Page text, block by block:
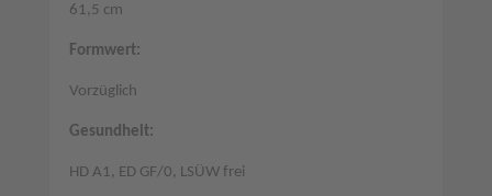
61,5 cm
Formwert:
Vorzüglich
Gesundheit:
HD A1, ED GF/0, LSÜW frei